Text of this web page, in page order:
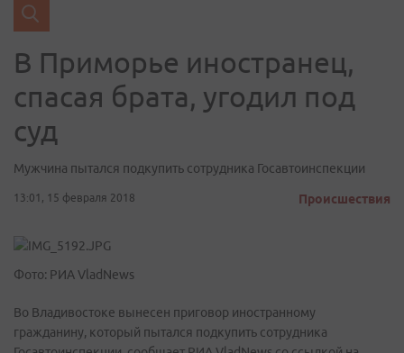
В Приморье иностранец,
спасая брата, угодил под
суд
Мужчина пытался подкупить сотрудника Госавтоинспекции
13:01, 15 февраля 2018 Происшествия
Фото: РИА VladNews
Во Владивостоке вынесен приговор иностранному
гражданину, который пытался подкупить сотрудника